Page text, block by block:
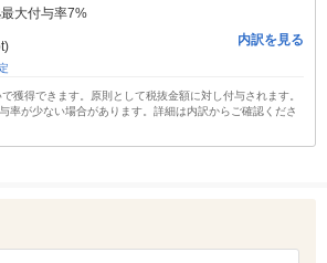
最大付与率7%
内訳を見る
獲得できます。原則として税抜金額に対し付与されます。
率が少ない場合があります。詳細は内訳からご確認くださ